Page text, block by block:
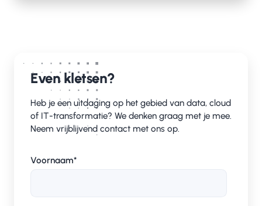
Even kletsen?
Heb je een uitdaging op het gebied van data, cloud
of IT-transformatie? We denken graag met je mee.
Neem vrijblijvend contact met ons op.
Voornaam*